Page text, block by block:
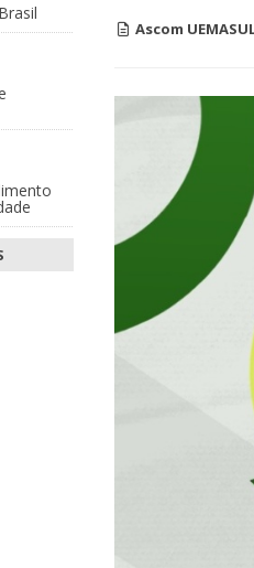
Ascom